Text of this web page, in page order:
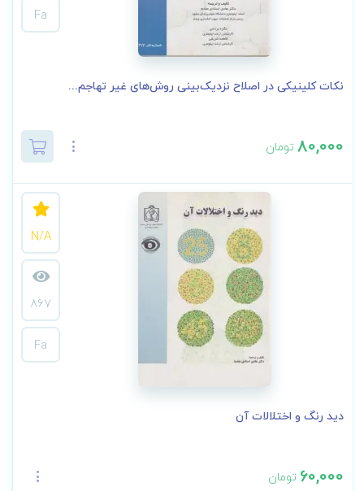
Fa
نکات کلینیکی در اصلاح نزدیک‌بینی روش‌های غیر تهاجم...
80,000تومان
N/A
867
Fa
دید رنگ و اختلالات آن
60,000 تومان